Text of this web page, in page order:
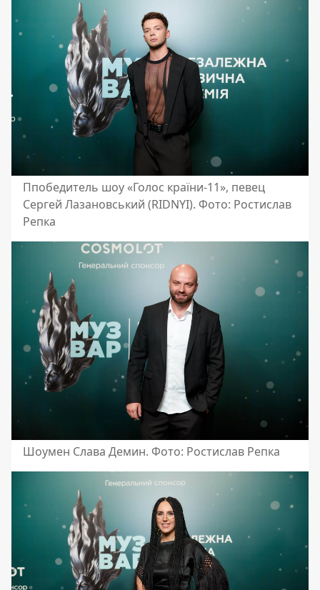
Ппобедитель шоу «Голос країни-11», певец
Сергей Лазановський (RIDNYI). Фото: Ростислав
Репка
Шоумен Слава Демин. Фото: Ростислав Репка